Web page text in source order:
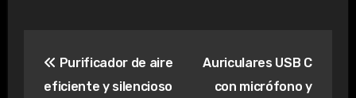
de
Purificador de aire
eficiente y silencioso
Auriculares USB C
con micrófono y